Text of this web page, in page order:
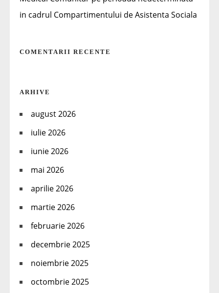
in cadrul Compartimentului de Asistenta Sociala
COMENTARII RECENTE
ARHIVE
august 2026
iulie 2026
iunie 2026
mai 2026
aprilie 2026
martie 2026
februarie 2026
decembrie 2025
noiembrie 2025
octombrie 2025